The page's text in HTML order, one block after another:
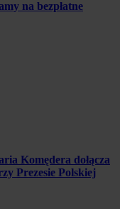
na bezpłatne
Komędera dołącza
Prezesie Polskiej